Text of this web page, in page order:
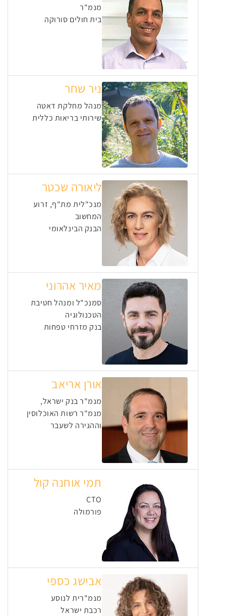
מנמ"ר
בית חולים סורוקה
ניר שחר
מנהל מחלקת דאטה
שירותי בריאות כללית
ליאורה שכטר
מנכ"לית מת"ף, זרוע
המחשוב
הבנק הבינלאומי
מאיר אהרוני
סמנכ"ל ומנהל חטיבת
הטכנולוגיה
בנק מזרחי טפחות
אורן אריאב
מנמ"ר בנק ישראל,
מנמ"ר רשות האוכלוסין
וההגירה לשעבר
תמי אוחנה קול
CTO
פורמולה
אבישג כספי
מנמ"רית לנוסע
רכבת ישראל